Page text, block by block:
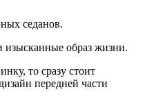
седанов.
изысканные образ жизни.
то сразу стоит
передней части